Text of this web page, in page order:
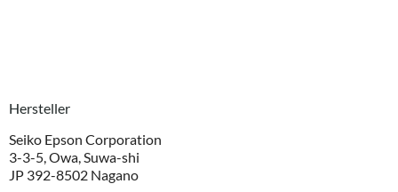
Hersteller
Seiko Epson Corporation
3-3-5, Owa, Suwa-shi
JP 392-8502 Nagano